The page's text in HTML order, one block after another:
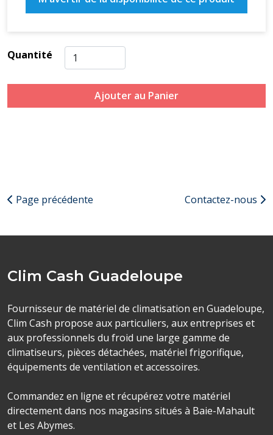
Quantité
Ajouter au Panier
Page précédente Contactez-nous
Clim Cash Guadeloupe
Fournisseur de matériel de climatisation en Guadeloupe,
Clim Cash propose aux particuliers, aux entreprises et
aux professionnels du froid une large gamme de
climatiseurs, pièces détachées, matériel frigorifique,
équipements de ventilation et accessoires.
Commandez en ligne et récupérez votre matériel
directement dans nos magasins situés à Baie-Mahault
et Les Abymes.